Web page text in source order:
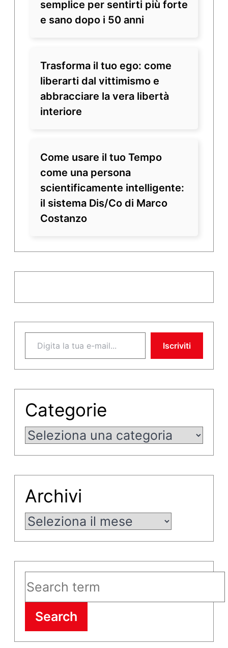
semplice per sentirti più forte
e sano dopo i 50 anni
Trasforma il tuo ego: come
liberarti dal vittimismo e
abbracciare la vera libertà
interiore
Come usare il tuo Tempo
come una persona
scientificamente intelligente:
il sistema Dis/Co di Marco
Costanzo
Digita la tua e-mail...
Iscriviti
Categorie
Categorie
Archivi
Archivi
Search